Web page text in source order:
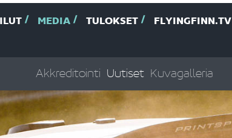
MEDIA TULOKSET FLYINGFINN.TV
Akkreditointi Uutiset Kuvagalleria